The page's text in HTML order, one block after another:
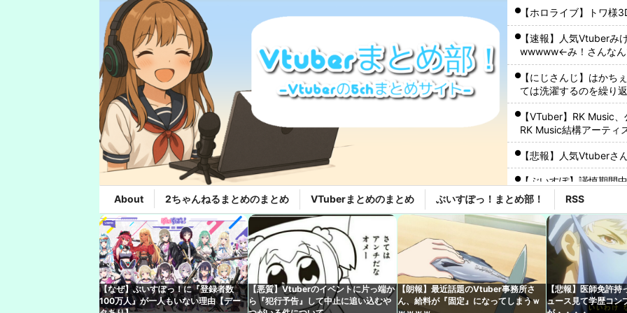
【ホロライブ】トワ様
【速報】人気Vtuberみ
wwwww←み！さんな
【にじさんじ】はかち
ては洗濯するのを繰り
【VTuber】RK Music
RK Music結構アーティ
【悲報】人気Vtuberさ
【ぶいすぽ】謹慎期間
こともない』
【にじさんじ】本日20
【たしかに？】X民さ
ャゲとVTuberしか追っ
【VCR RUST】キレま
【悲報】みい山作者「
About 2ちゃんねるまとめのまとめ VTuberまとめのまとめ ぶいすぽっ！まとめ部！ RSS
【なぜ】ぶいすぽっ！に『登録者数
100万人』が一人もいない理由【デー
【悪質】Vtuberのイベントに片っ端か
ら『犯行予告』して中止に追い込むや
【朗報】最近話題のVtuber事務所さ
ん、給料が『固定』になってしまうｗ
【悲報】医師免許
ュース見て学歴コン